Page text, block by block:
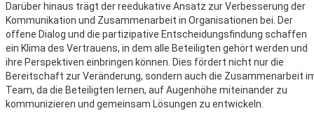
Darüber hinaus trägt der reedukative Ansatz zur Verbesserung der
Kommunikation und Zusammenarbeit in Organisationen bei. Der
offene Dialog und die partizipative Entscheidungsfindung schaffen
ein Klima des Vertrauens, in dem alle Beteiligten gehört werden und
ihre Perspektiven einbringen können. Dies fördert nicht nur die
Bereitschaft zur Veränderung, sondern auch die Zusammenarbeit
Team, da die Beteiligten lernen, auf Augenhöhe miteinander zu
kommunizieren und gemeinsam Lösungen zu entwickeln.